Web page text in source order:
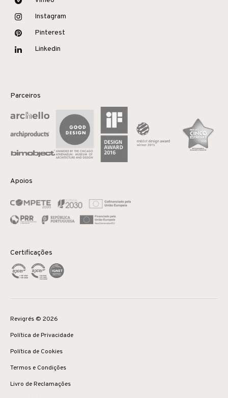
Instagram
Pinterest
Linkedin
Parceiros
Apoios
Certificações
Revigrés © 2026
Política de Privacidade
Política de Cookies
Termos e Condições
Livro de Reclamações